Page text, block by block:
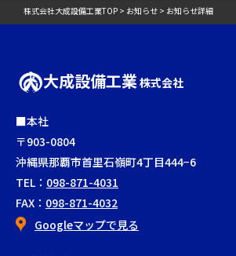
株式会社大成設備工業TOP > お知らせ > お知らせ詳細
大成設備工業株式会社
■本社
〒903-0804
沖縄県那覇市首里石嶺町4丁目444−6
TEL： 098-871-4031
FAX： 098-871-4032
Googleマップで見る